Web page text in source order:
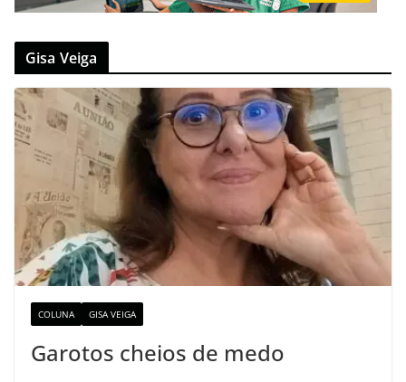
Gisa Veiga
COLUNA GISA VEIGA
Garotos cheios de medo